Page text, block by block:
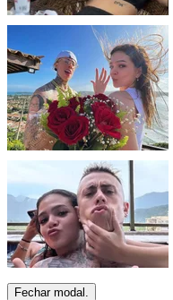
Fechar modal.